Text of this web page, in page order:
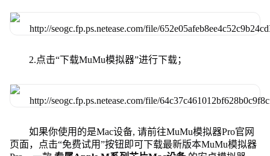
2.点击“下载MuMu模拟器”进行下载；
如果你使用的是Mac设备, 请前往MuMu模拟器Pro官网
页面，点击“免费试用”按钮即可下载最新版本MuMu模拟器